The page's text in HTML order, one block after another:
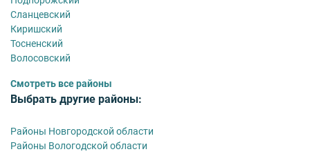
Сланцевский
Киришский
Тосненский
Волосовский
Смотреть все районы
Выбрать другие районы:
Районы Новгородской области
Районы Вологодской области